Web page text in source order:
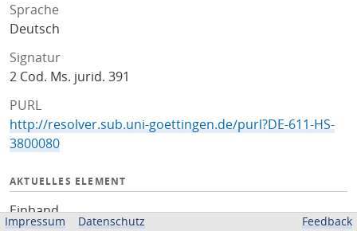
Sprache
Deutsch
Signatur
2 Cod. Ms. jurid. 391
PURL
http://resolver.sub.uni-goettingen.de/purl?DE-611-HS-
3800080
AKTUELLES ELEMENT
Einband
Impressum Datenschutz Feedback